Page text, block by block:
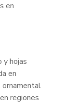
en
y hojas
en
ornamental
regiones